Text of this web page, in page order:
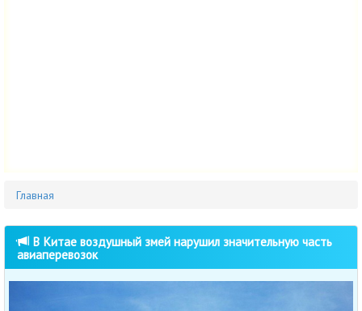
Главная
В Китае воздушный змей нарушил значительную часть
авиаперевозок